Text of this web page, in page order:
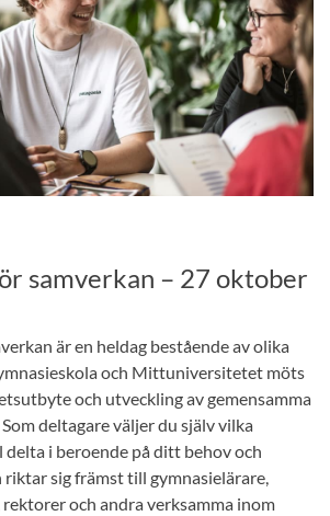
samverkan – 27 oktober
är en heldag bestående av olika
och Mittuniversitetet möts
och utveckling av gemensamma
deltagare väljer du själv vilka
i beroende på ditt behov och
riktar sig främst till gymnasielärare,
och andra verksamma inom